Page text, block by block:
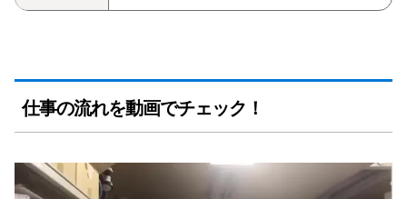
仕事の流れを動画でチェック！